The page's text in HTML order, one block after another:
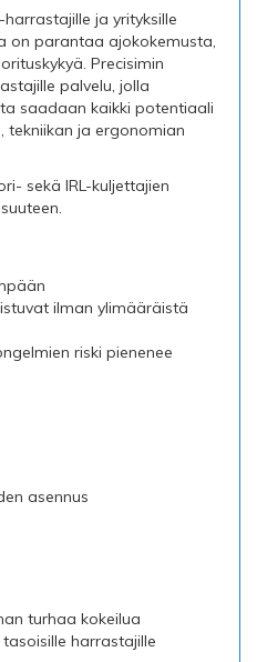
ja yrityksille
on parantaa ajokokemusta,
Precisimin
palvelu, jolla
saadaan kaikki potentiaali
tekniikan ja ergonomian
sekä IRL-kuljettajien
ilman ylimääräistä
riski pienenee
asennus
turhaa kokeilua
harrastajille